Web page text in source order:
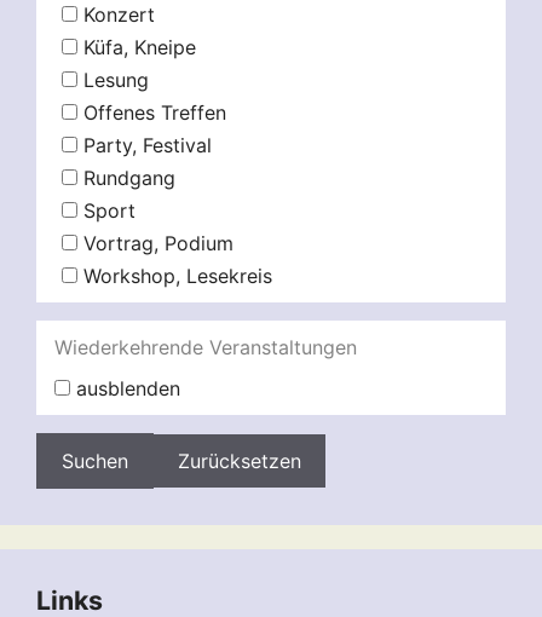
Konzert
Küfa, Kneipe
Lesung
Offenes Treffen
Party, Festival
Rundgang
Sport
Vortrag, Podium
Workshop, Lesekreis
Wiederkehrende Veranstaltungen
ausblenden
Zurücksetzen
Links